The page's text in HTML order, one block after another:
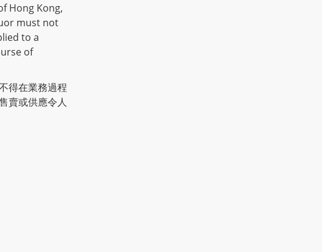
Hong Kong,
must not
to a
of
得在業務過程
賣或供應令人